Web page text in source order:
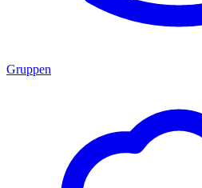
Gruppen